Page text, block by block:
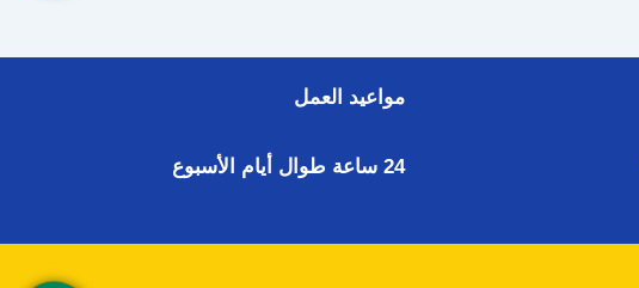
مواعيد العمل
24 ساعة طوال أيام الأسبوع